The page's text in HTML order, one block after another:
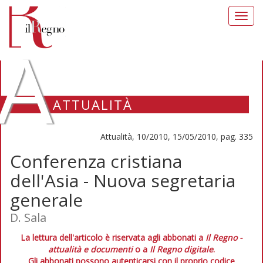
ATTUALITÀ
Attualità, 10/2010, 15/05/2010, pag. 335
Conferenza cristiana
dell'Asia - Nuova segretaria
generale
D. Sala
La lettura dell'articolo è riservata agli abbonati a Il Regno -
attualità e documentio a Il Regno digitale.